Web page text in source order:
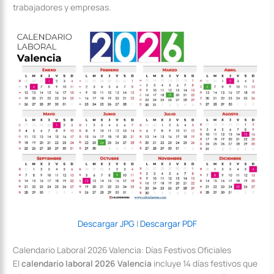
trabajadores y empresas.
Descargar JPG| Descargar PDF
Calendario Laboral 2026 Valencia: Días Festivos Oficiales
Elcalendario laboral 2026 Valencia incluye 14 días festivos que